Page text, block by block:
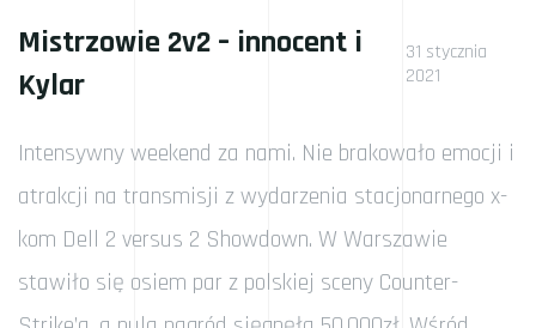
Mistrzowie 2v2 – innocent i
Kylar
31 stycznia
2021
Intensywny weekend za nami. Nie brakowało emocji i
atrakcji na transmisji z wydarzenia stacjonarnego x-
kom Dell 2 versus 2 Showdown. W Warszawie
stawiło się osiem par z polskiej sceny Counter-